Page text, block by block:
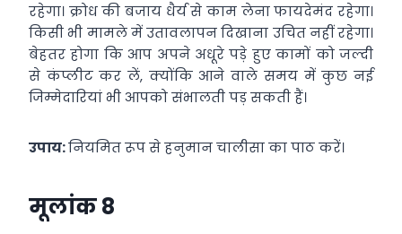
रहेगा। क्रोध की बजाय धैर्य से काम लेना फायदेमंद रहेगा।
किसी भी मामले में उतावलापन दिखाना उचित नहीं रहेगा।
बेहतर होगा कि आप अपने अधूरे पड़े हुए कामों को जल्दी
से कंप्लीट कर लें, क्योंकि आने वाले समय में कुछ नई
जिम्मेदारियां भी आपको संभालती पड़ सकती हैं।
उपाय:नियमित रूप से हनुमान चालीसा का पाठ करें।
मूलांक 8